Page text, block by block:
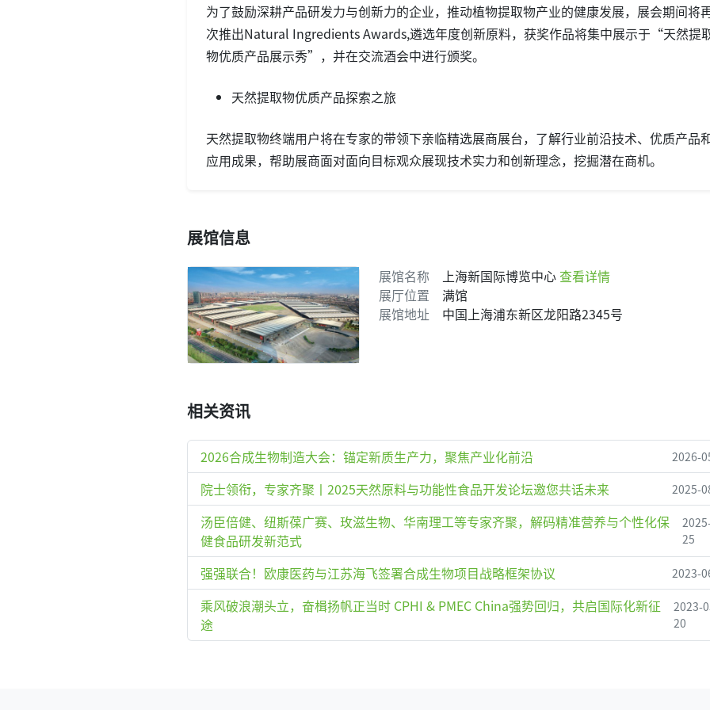
为了鼓励深耕产品研发力与创新力的企业，推动植物提取物产业的健康发展，展会期间将
次推出Natural Ingredients Awards,遴选年度创新原料，获奖作品将集中展示于“天然提
物优质产品展示秀”，并在交流酒会中进行颁奖。
天然提取物优质产品探索之旅
天然提取物终端用户将在专家的带领下亲临精选展商展台，了解行业前沿技术、优质产品
应用成果，帮助展商面对面向目标观众展现技术实力和创新理念，挖掘潜在商机。
展馆信息
展馆名称 上海新国际博览中心查看详情
展厅位置
满馆
展馆地址
中国上海浦东新区龙阳路2345号
相关资讯
2026合成生物制造大会：锚定新质生产力，聚焦产业化前沿 2026-
院士领衔，专家齐聚丨2025天然原料与功能性食品开发论坛邀您共话未来 2025-
汤臣倍健、纽斯葆广赛、玫滋生物、华南理工等专家齐聚，解码精准营养与个性化保
健食品研发新范式
25
强强联合！欧康医药与江苏海飞签署合成生物项目战略框架协议 2023-
乘风破浪潮头立，奋楫扬帆正当时 CPHI & PMEC China强势回归，共启国际化新征
途
2023-
20